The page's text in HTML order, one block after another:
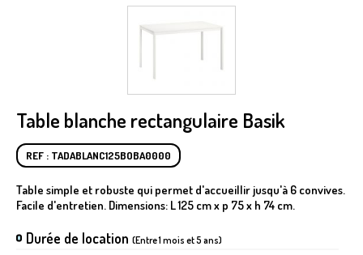
Table blanche rectangulaire Basik
REF : TADABLANC125BOBA0000
Table simple et robuste qui permet d'accueillir jusqu'à 6 convives.
Facile d'entretien. Dimensions: L 125 cm x p 75 x h 74 cm.
Durée de location (Entre 1 mois et 5 ans)